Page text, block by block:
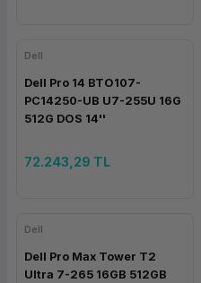
Dell
Dell Pro 14 BTO107-
PC14250-UB U7-255U 16G
512G DOS 14''
72.243,29 TL
Dell
Dell Pro Max Tower T2
Ultra 7-265 16GB 512GB